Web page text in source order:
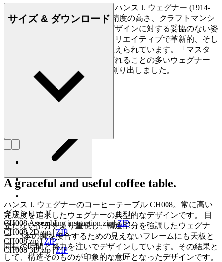
デンマークの家具デザイナー、ハンス J. ウェグナー (1914-
2007) は、家具づくりにおける精度の高さ、クラフトマンシ
ップに対する優れた洞察力、デザインに対する妥協のない姿
勢で知られており、史上最もクリエイティブで革新的、そし
て多作なデザイナーの一人に数えられています。「マスタ
ー・オブ・ザ・チェア」と呼ばれることの多いウェグナー
は、生涯で約500点もの椅子を創り出しました。
詳しく見る Hans J. Wegner
サイズ & ダウンロード
ダウンロード
CH008 Assembling instruction.zip|ZIP
CH008 2D.zip|ZIP
CH008.zip|ZIP
CH008 3D.zip|ZIP
A graceful and useful coffee table.
ハンス J. ウェグナーのコーヒーテーブル CH008。常に高い
完成度を追求したウェグナーの典型的なデザインです。 目
立たない部分をより重視し、構造部分を強調したウェグナ
ー。3本の脚を接合するための見えないフレームにも天板と
同様の時間と努力を注いでデザインしています。その結果と
して、構造そのものが印象的な意匠となったデザインです。